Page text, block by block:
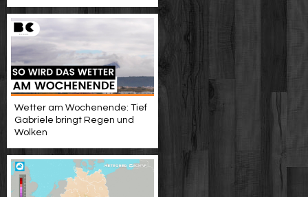
Wetter am Wochenende: Tief
Gabriele bringt Regen und
Wolken